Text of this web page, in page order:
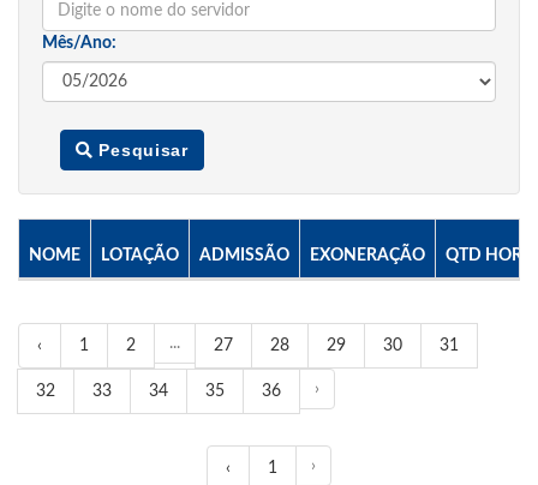
Mês/Ano:
Pesquisar
NOME LOTAÇÃO ADMISSÃO EXONERAÇÃO QTD
‹ 1 2 ... 27 28 29 30 31
32 33 34 35 36 ›
‹ 1 ›